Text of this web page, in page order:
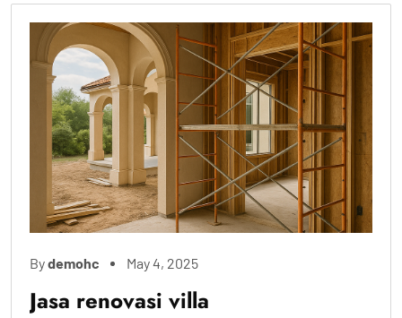
Bydemohc May 4, 2025
Jasa renovasi villa